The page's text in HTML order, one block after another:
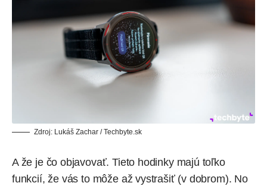
Zdroj: Lukáš Zachar / Techbyte.sk
A že je čo objavovať. Tieto hodinky majú toľko
funkcií, že vás to môže až vystrašiť (v dobrom). No